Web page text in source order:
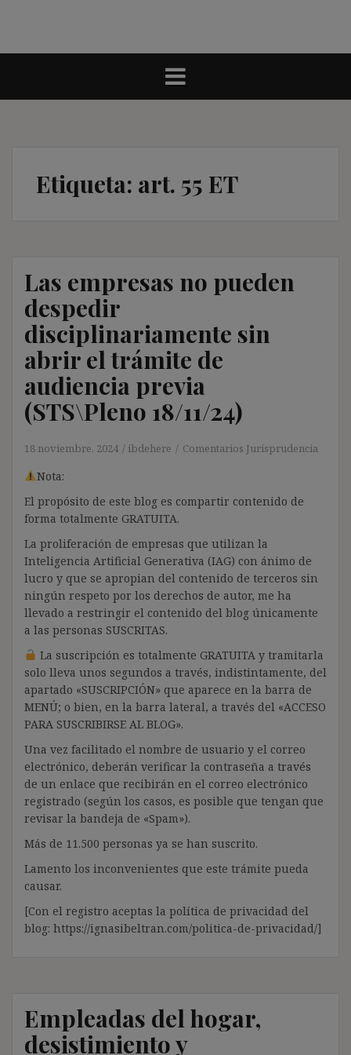
Etiqueta: art. 55 ET
Las empresas no pueden
despedir
disciplinariamente sin
abrir el trámite de
audiencia previa
(STS\Pleno 18/11/24)
18 noviembre, 2024 ibdehere Comentarios Jurisprudencia
Nota:
El propósito de este blog es compartir contenido de
forma totalmente GRATUITA.
La proliferación de empresas que utilizan la
Inteligencia Artificial Generativa (IAG) con ánimo de
lucro y que se apropian del contenido de terceros sin
ningún respeto por los derechos de autor, me ha
llevado a restringir el contenido del blog únicamente
a las personas SUSCRITAS.
La suscripción es totalmente GRATUITA y tramitarla
solo lleva unos segundos a través, indistintamente, del
apartado «SUSCRIPCIÓN» que aparece en la barra de
MENÚ; o bien, en la barra lateral, a través del «ACCESO
PARA SUSCRIBIRSE AL BLOG».
Una vez facilitado el nombre de usuario y el correo
electrónico, deberán verificar la contraseña a través
de un enlace que recibirán en el correo electrónico
registrado (según los casos, es posible que tengan que
revisar la bandeja de «Spam»).
Más de 11.500 personas ya se han suscrito.
Lamento los inconvenientes que este trámite pueda
causar.
[Con el registro aceptas la política de privacidad del
blog: https://ignasibeltran.com/politica-de-privacidad/]
Empleadas del hogar,
desistimiento y